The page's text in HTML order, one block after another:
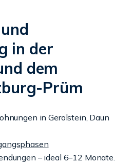
in der
dem
Prüm
in Gerolstein, Daun
– ideal 6–12 Monate.